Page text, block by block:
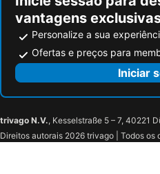
vantagens
Personalize a sua
Ofertas e preços para
Iniciar
trivago N.V., Kesselstraße 5 – 7, 40221
Direitos autorais 2026 trivago | Todos os